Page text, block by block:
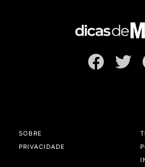
SOBRE
PRIVACIDADE